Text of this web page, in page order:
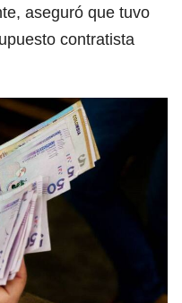
aseguró que tuvo
contratista